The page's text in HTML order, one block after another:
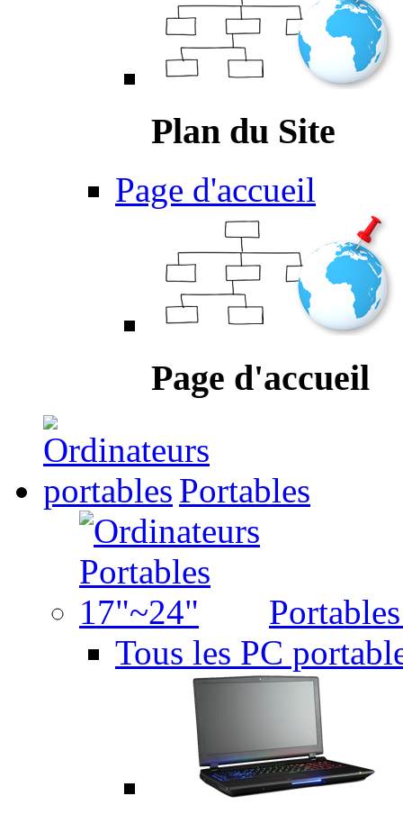
Plan du Site
Page d'accueil
Page d'accueil
Portables
Tous les PC